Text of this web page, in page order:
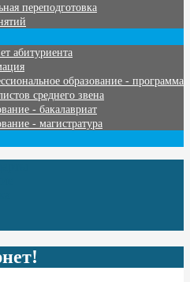
переподготовка
абитуриента
образование - программа
среднего звена
- бакалавриат
- магистратура